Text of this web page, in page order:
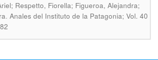
Respetto, Fiorella; Figueroa, Alejandra;
. Anales del Instituto de la Patagonia; Vol. 40